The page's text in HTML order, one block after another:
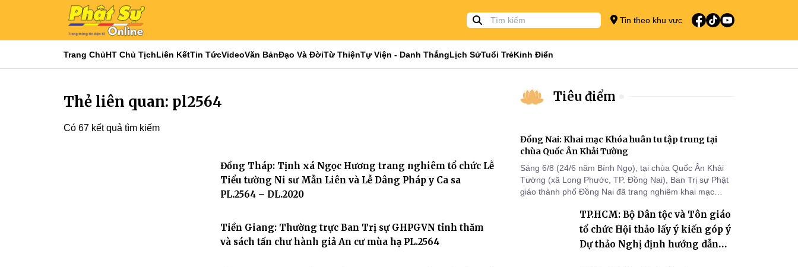
Tin theo khu vực
Trang ChủHT Chủ TịchLiên KếtTin TứcVideoVăn BảnĐạo Và ĐờiTừ ThiệnTự Viện - Danh ThắngLịch SửTuổi TrẻKinh Điển
Thẻ liên quan: pl2564
Có 67 kết quả tìm kiếm
Đồng Tháp: Tịnh xá Ngọc Hương trang nghiêm tổ chức Lễ
Tiểu tường Ni sư Mẫn Liên và Lễ Dâng Pháp y Ca sa
PL.2564 – DL.2020
Tiền Giang: Thường trực Ban Trị sự GHPGVN tỉnh thăm
và sách tấn chư hành giả An cư mùa hạ PL.2564
Tiêu điểm
Đồng Nai: Khai mạc Khóa huân tu tập trung tại
chùa Quốc Ân Khải Tường
Sáng 6/8 (24/6 năm Bính Ngọ), tại chùa Quốc Ân Khải
Tường (xã Long Phước, TP. Đồng Nai), Ban Trị sự Phật
giáo thành phố Đồng Nai đã trang nghiêm khai mạc
2570 dành cho chư Tăng hành giả an cư tại chỗ khu vực
VII, VIII và trường hạ chùa Quốc Ân Khải Tường.
TP.HCM: Bộ Dân tộc và Tôn giáo
tổ chức Hội thảo lấy ý kiến góp ý
Dự thảo Nghị định hướng dẫn